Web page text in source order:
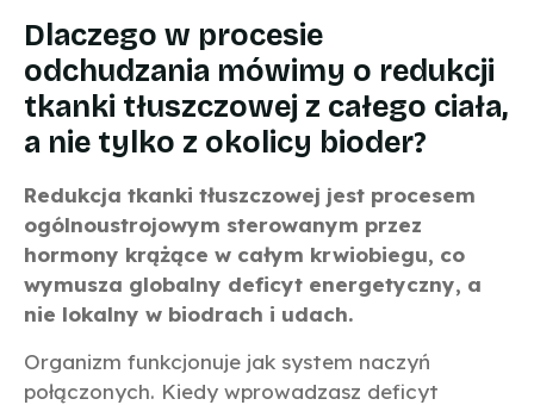
Dlaczego w procesie
odchudzania mówimy o redukcji
tkanki tłuszczowej z całego ciała,
a nie tylko z okolicy bioder?
Redukcja tkanki tłuszczowej jest procesem
ogólnoustrojowym sterowanym przez
hormony krążące w całym krwiobiegu, co
wymusza globalny deficyt energetyczny, a
nie lokalny w biodrach i udach.
Organizm funkcjonuje jak system naczyń
połączonych. Kiedy wprowadzasz deficyt